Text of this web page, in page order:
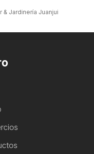
& Jardinería Juanjui